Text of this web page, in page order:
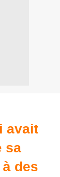
avait
sa
des